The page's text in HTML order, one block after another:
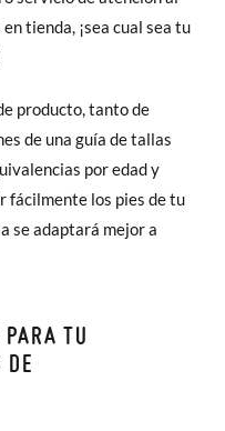
tienda, ¡sea cual sea tu
producto, tanto de
de una guía de tallas
por edad y
fácilmente los pies de tu
se adaptará mejor a
TU
DE